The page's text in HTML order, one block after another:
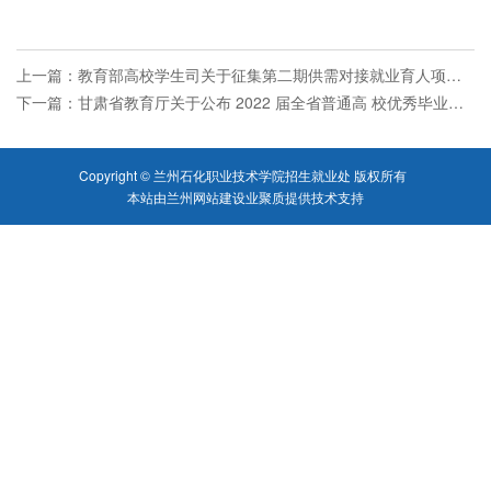
上一篇： 教育部高校学生司关于征集第二期供需对接就业育人项目的通知
下一篇： 甘肃省教育厅关于公布 2022 届全省普通高 校优秀毕业生的通知
Copyright © 兰州石化职业技术学院招生就业处 版权所有
本站由兰州网站建设业聚质提供技术支持